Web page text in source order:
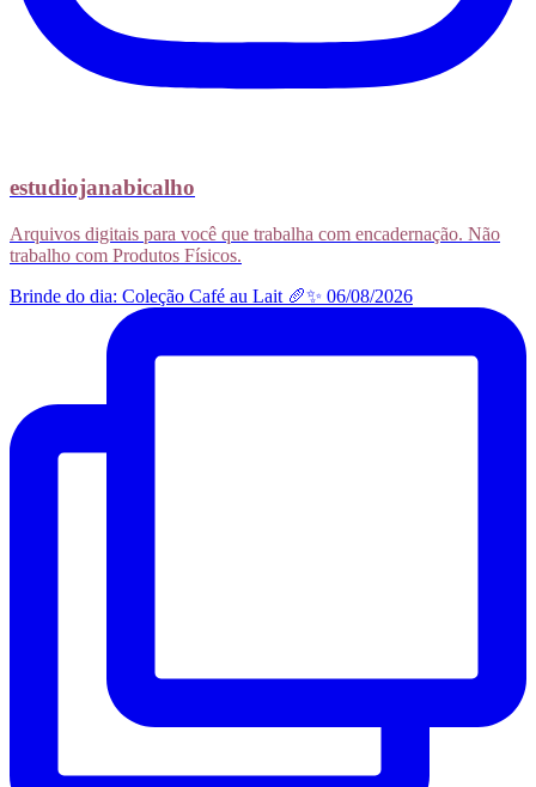
estudiojanabicalho
Arquivos digitais para você que trabalha com encadernação. Não
trabalho com Produtos Físicos.
Brinde do dia: Coleção Café au Lait 🥖✨ 06/08/2026